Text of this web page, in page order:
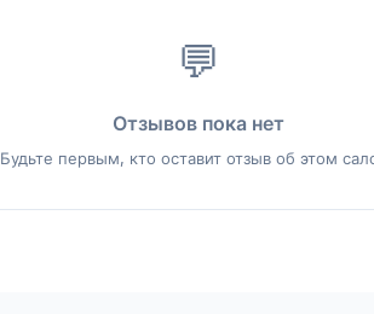
💬
Отзывов пока нет
Будьте первым, кто оставит отзыв об этом